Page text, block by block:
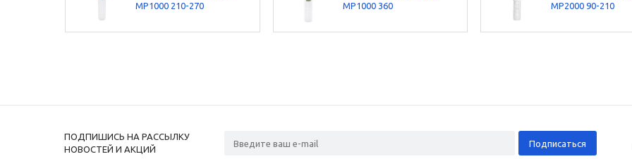
МР1000 210-270
МР1000 360
МР2000 90-210
ПОДПИШИСЬ НА РАССЫЛКУ
НОВОСТЕЙ И АКЦИЙ